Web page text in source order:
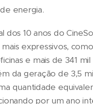
energia.
dos 10 anos do
expressivos,
e mais de 341 mil
da geração de 3,5
quantidade
por um ano